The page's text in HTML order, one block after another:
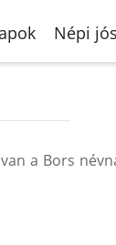
Népi
a Bors